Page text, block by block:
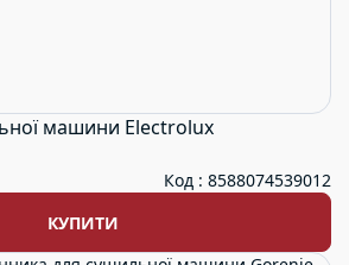
машини Electrolux
Код : 8588074539012
КУПИТИ